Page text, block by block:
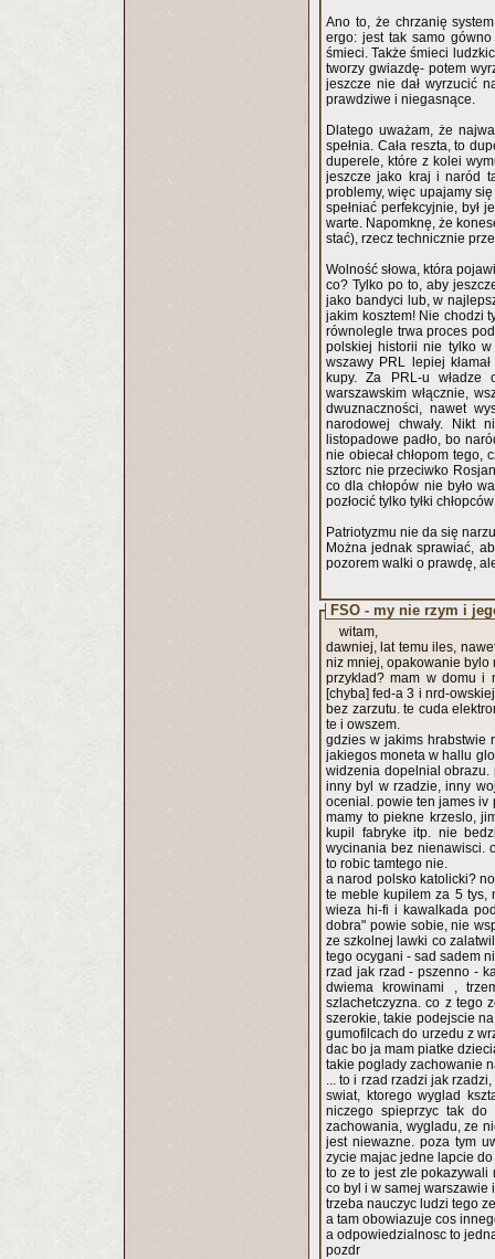
Ano to, że chrzanię
ergo: jest tak samo
śmieci. Także śmieci
tworzy gwiazdę- potem
jeszcze nie dał wyrzucić
prawdziwe i niegasnące.
Dlatego uważam, że
spełnia. Cała reszta, to
duperele, które z kolei
jeszcze jako kraj i naród
problemy, więc upajamy
spełniać perfekcyjnie, był
warte. Napomknę, że
stać), rzecz technicznie
Wolność słowa, która
co? Tylko po to, aby
jako bandyci lub, w
jakim kosztem! Nie chodzi
równolegle trwa proces
polskiej historii nie tylko
wszawy PRL lepiej
kupy. Za PRL-u władze oświatowe wspierały całą mitologię naszych wszystkich powstań, z
warszawskim włącznie, wszystkie zwycięstwa naszych królów były sławione jako zwycięstwa bez
dwuznaczności, nawet
narodowej chwały. Nikt
listopadowe padło, bo
nie obiecał chłopom tego,
sztorc nie przeciwko
co dla chłopów nie było
pozłocić tylko tyłki
Patriotyzmu nie da się
Można jednak sprawiać,
pozorem walki o prawdę,
FSO - my nie rzym i
witam,
dawniej, lat temu iles,
niz mniej, opakowanie bylo
przyklad? mam w domu i
[chyba] fed-a 3 i nrd-
bez zarzutu. te cuda
te i owszem.
gdzies w jakims hrabstwie
jakiegos moneta w hallu
widzenia dopelnial obrazu.
inny byl w rzadzie, inny
ocenial. powie ten james iv
mamy to piekne krzeslo,
kupil fabryke itp. nie
wycinania bez nienawisci.
to robic tamtego nie.
a narod polsko katolicki?
te meble kupilem za 5 tys,
wieza hi-fi i kawalkada pod kosciol w luks-aucie.
dobra" powie sobie, nie
ze szkolnej lawki co
tego ocygani - sad sadem
rzad jak rzad - pszenno -
dwiema krowinami ,
szlachetczyzna. co z tego
szerokie, takie podejscie
gumofilcach do urzedu z
dac bo ja mam piatke
takie poglady zachowanie
... to i rzad rzadzi jak
swiat, ktorego wyglad
niczego spieprzyc tak
zachowania, wygladu, ze
jest niewazne. poza tym
zycie majac jedne lapcie
to ze to jest zle pokazywali
co byl i w samej warszawie
trzeba nauczyc ludzi tego
a tam obowiazuje cos
a odpowiedzialnosc to
pozdr